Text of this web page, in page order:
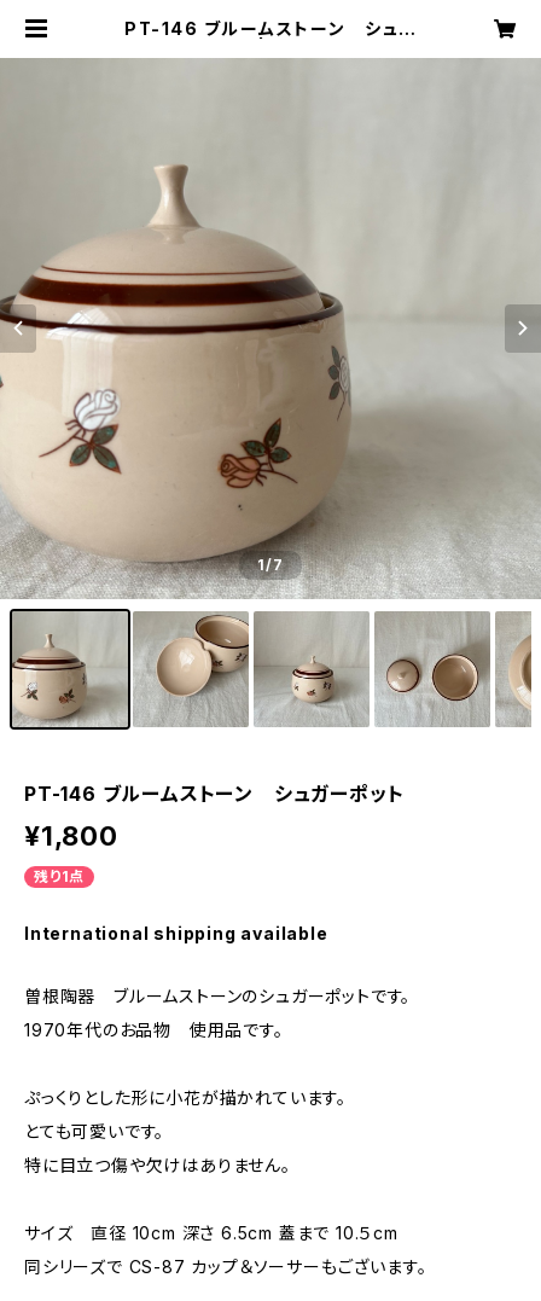
PT-146 ブルームストーン シュガ
1/7
PT-146 ブルームストーン シュガーポット
¥1,800
残り1点
International shipping available
曽根陶器 ブルームストーンのシュガーポットです。
1970年代のお品物 使用品です。
ぷっくりとした形に小花が描かれています。
とても可愛いです。
特に目立つ傷や欠けはありません。
サイズ 直径 10cm 深さ 6.5cm 蓋まで 10.５cm
同シリーズで CS-87 カップ＆ソーサーもございます。